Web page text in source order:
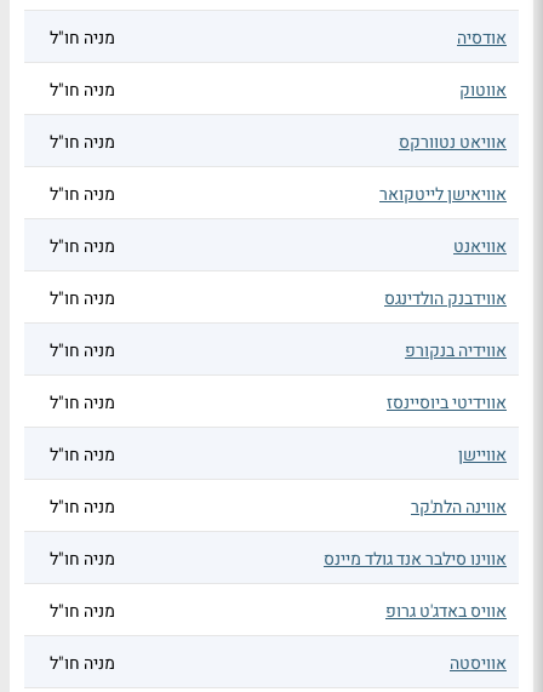
אודסיה מניה חו"ל
אווטוק מניה חו"ל
אוויאט נטוורקס מניה חו"ל
אוויאישן לייטקואר מניה חו"ל
אוויאנט מניה חו"ל
אווידבנק הולדינגס מניה חו"ל
אווידיה בנקורפ מניה חו"ל
אווידיטי ביוסיינסז מניה חו"ל
אוויישן מניה חו"ל
אווינה הלת'קר מניה חו"ל
אווינו סילבר אנד גולד מיינס מניה חו"ל
אוויס באדג'ט גרופ מניה חו"ל
אוויסטה מניה חו"ל